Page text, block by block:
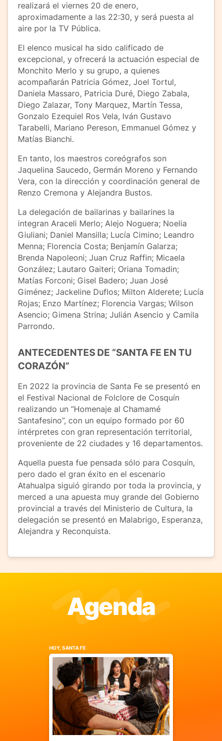
realizará el viernes 20 de enero,
aproximadamente a las 22:30, y será puesta al
aire por la TV Pública.
El elenco musical ha sido calificado de
excepcional, y ofrecerá la actuación especial de
Monchito Merlo y su grupo, a quienes
acompañarán Patricia Gómez, Joel Tortul,
Daniela Massaro, Patricia Duré, Diego Zabala,
Diego Zalazar, Tony Marquez, Martín Tessa,
Gonzalo Ezequiel Ros Vela, Iván Gustavo
Tarabelli, Mariano Pereson, Emmanuel Gómez y
Matías Bianchi.
En tanto, los maestros coreógrafos son
Jaquelina Saucedo, Germán Moreno y Fernando
Vera, con la dirección y coordinación general de
Renzo Cremona y Alejandra Bustos.
La delegación de bailarinas y bailarines la
integran Araceli Merlo; Alejo Noguera; Noelia
Giuliani; Daniel Mansilla; Lucía Cimino; Leandro
Menna; Florencia Costa; Benjamín Galarza;
Brenda Napoleoni; Juan Cruz Raffin; Micaela
González; Lautaro Gaiteri; Oriana Tomadin;
Matías Forconi; Gisel Badero; Juan José
Giménez; Jackeline Duflos; Milton Alderete; Lucía
Rojas; Enzo Martínez; Florencia Vargas; Wilson
Asencio; Gimena Strina; Julián Asencio y Camila
Parrondo.
ANTECEDENTES DE “SANTA FE EN TU
CORAZÓN”
En 2022 la provincia de Santa Fe se presentó en
el Festival Nacional de Folclore de Cosquín
realizando un “Homenaje al Chamamé
Santafesino”, con un equipo formado por 60
intérpretes con gran representación territorial,
proveniente de 22 ciudades y 16 departamentos.
Aquella puesta fue pensada sólo para Cosquín,
pero dado el gran éxito en el escenario
Atahualpa siguió girando por toda la provincia, y
merced a una apuesta muy grande del Gobierno
provincial a través del Ministerio de Cultura, la
delegación se presentó en Malabrigo, Esperanza,
Alejandra y Reconquista.
Agenda
HOY, SANTA FE